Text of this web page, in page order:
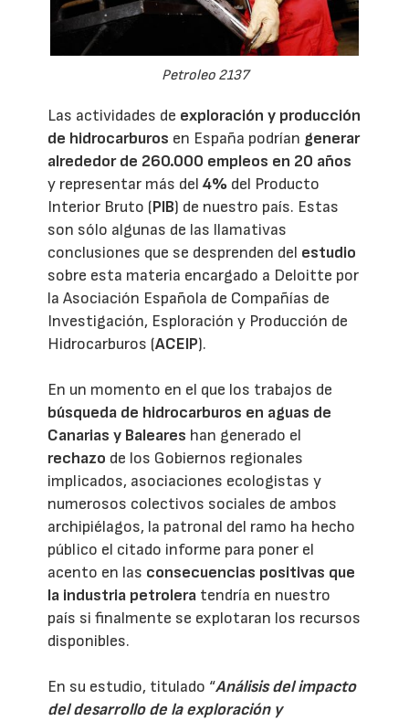
Petroleo 2137
Las actividades de exploración y producción
de hidrocarburos en España podrían generar
alrededor de 260.000 empleos en 20 años
y representar más del4% del Producto
Interior Bruto (PIB) de nuestro país. Estas
son sólo algunas de las llamativas
conclusiones que se desprenden del estudio
sobre esta materia encargado a Deloitte por
la Asociación Española de Compañías de
Investigación, Esploración y Producción de
Hidrocarburos (ACEIP).
En un momento en el que los trabajos de
búsqueda de hidrocarburos en aguas de
Canarias y Baleares han generado el
rechazo de los Gobiernos regionales
implicados, asociaciones ecologistas y
numerosos colectivos sociales de ambos
archipiélagos, la patronal del ramo ha hecho
público el citado informe para poner el
acento en las consecuencias positivas que
la industria petrolera tendría en nuestro
país si finalmente se explotaran los recursos
disponibles.
En su estudio, titulado “Análisis del impacto
del desarrollo de la exploración y